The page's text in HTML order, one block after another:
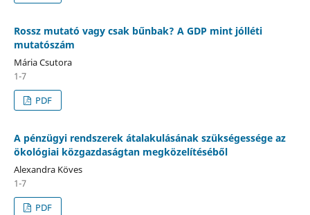
Rossz mutató vagy csak bűnbak? A GDP mint jólléti
mutatószám
Mária Csutora
1-7
PDF
A pénzügyi rendszerek átalakulásának szükségessége az
ökológiai közgazdaságtan megközelítéséből
Alexandra Köves
1-7
PDF